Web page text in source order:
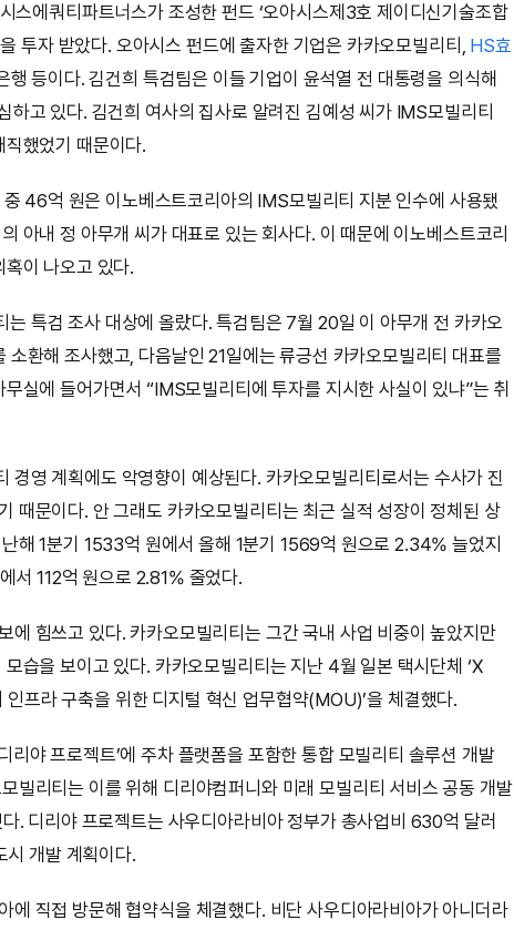
스에쿼티파트너스가 조성한 펀드 ‘오아시스제3호 제이디신기술조합
투자 받았다. 오아시스 펀드에 출자한 기업은 카카오모빌리티, HS효
행 등이다. 김건희 특검팀은 이들 기업이 윤석열 전 대통령을 의식해
하고 있다. 김건희 여사의 집사로 알려진 김예성 씨가 IMS모빌리티
했었기 때문이다.
46억 원은 이노베스트코리아의 IMS모빌리티 지분 인수에 사용됐
아내 정 아무개 씨가 대표로 있는 회사다. 이 때문에 이노베스트코리
이 나오고 있다.
는 특검 조사 대상에 올랐다. 특검팀은 7월 20일 이 아무개 전 카카오
환해 조사했고, 다음날인 21일에는 류긍선 카카오모빌리티 대표를
실에 들어가면서 “IMS모빌리티에 투자를 지시한 사실이 있냐”는 취
경영 계획에도 악영향이 예상된다. 카카오모빌리티로서는 수사가 진
때문이다. 안 그래도 카카오모빌리티는 최근 실적 성장이 정체된 상
해 1분기 1533억 원에서 올해 1분기 1569억 원으로 2.34% 늘었지
서 112억 원으로 2.81% 줄었다.
에 힘쓰고 있다. 카카오모빌리티는 그간 국내 사업 비중이 높았지만
습을 보이고 있다. 카카오모빌리티는 지난 4월 일본 택시단체 ‘X
인프라 구축을 위한 디지털 혁신 업무협약(MOU)’을 체결했다.
리야 프로젝트’에 주차 플랫폼을 포함한 통합 모빌리티 솔루션 개발
빌리티는 이를 위해 디리야컴퍼니와 미래 모빌리티 서비스 공동 개발
. 디리야 프로젝트는 사우디아라비아 정부가 총사업비 630억 달러
개발 계획이다.
에 직접 방문해 협약식을 체결했다. 비단 사우디아라비아가 아니더라